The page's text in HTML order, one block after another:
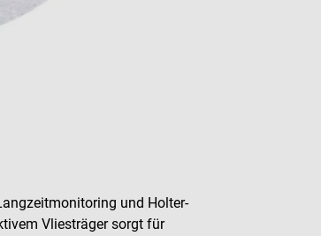
und Holter-
Vliesträger sorgt für